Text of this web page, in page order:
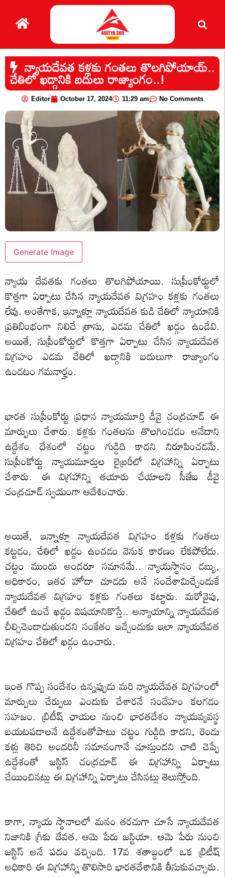
న్యాయదేవత కళ్లకు గంతలు తొలగిపోయాయ్..
చేతిలో ఖడ్గానికి బదులు రాజ్యాంగం..!
Editor October 17, 2024 11:29 am No Comments
Generate Image
న్యాయ దేవతకు గంతలు తొలగిపోయాయి. సుప్రీంకోర్టులో
కొత్తగా ఏర్పాటు చేసిన న్యాయదేవత విగ్రహం కళ్లకు గంతలు
లేవు. అంతేగాక, ఇన్నాళ్లూ న్యాయదేవత కుడి చేతిలో న్యాయానికి
ప్రతిబింభంగా నిలిచే త్రాసు, ఎడమ చేతిలో ఖడ్గం ఉండేవి.
అయితే, సుప్రీంకోర్టులో కొత్తగా ఏర్పాటు చేసిన న్యాయదేవత
విగ్రహం ఎడమ చేతిలో ఖడ్గానికి బదులుగా రాజ్యాంగం
ఉండటం గమనార్హం.
భారత సుప్రీంకోర్టు ప్రధాన న్యాయమూర్తి డీవై చంద్రచూడ్ ఈ
మార్పులు చేశారు. కళ్లకు గంతలను తొలగించడం అనేదాని
ఉద్దేశం దేశంలో చట్టం గుడ్డిది కాదని నిరూపించడమే.
సుప్రీంకోర్టు న్యాయమూర్తుల లైబ్రరీలో విగ్రహాన్ని ఏర్పాటు
చేశారు. ఈ విగ్రహాన్ని తయారు చేయాలని సీజేఐ డీవై
చంద్రచూడ్ స్వయంగా ఆదేశించారు.
అయితే, ఇన్నాళ్లూ న్యాయదేవత విగ్రహం కళ్లకు గంతలు
కట్టడం, చేతిలో ఖడ్గం ఉంచడం వెనుక కారణం లేకపోలేదు.
చట్టం ముందు అందరూ సమానమే.. న్యాయస్థానం డబ్బు,
అధికారం, ఇతర హోదా చూడదు అనే సందేశామిచ్చేందుకే
న్యాయదేవత విగ్రహం కళ్లకు గంతలు కట్టారు. మరోవైపు,
చేతిలో ఉంచే ఖడ్గం విషయానికొస్తే.. అన్యాయాన్ని న్యాయదేవత
చీల్చిచెండాడుతుందని సంకేతం ఇచ్చేందుకు ఇలా న్యాయదేవత
విగ్రహం చేతిలో ఖడ్గం ఉంచారు.
ఇంత గొప్ప సందేశం ఉన్నప్పుడు మరి న్యాయదేవత విగ్రహంలో
మార్పులు చేర్పులు ఎందుకు చేశారనే సందేహం కలగడం
సహజం. బ్రిటీష్ ఛాయల నుంచి భారతదేశం న్యాయవ్యవస్థ
బయటపడాలనే ఉద్దేశంతోపాటు చట్టం గుడ్డిది కాదని, రెండు
కళ్లు తెరిచి అందరినీ సమానంగానే చూస్తుందని చాటి చెప్పే
ఉద్దేశంతో జస్టిస్ చంద్రచూడ్ ఈ విగ్రహాన్ని ఏర్పాటు
చేయించినట్లు ఈ విగ్రహాన్ని ఏర్పాటు చేసినట్లు తెలుస్తోంది.
కాగా, న్యాయ స్థానాలలో మనం తరచుగా చూసే న్యాయదేవత
నిజానికి గ్రీకు దేవత. ఆమె పేరు జస్టియా. ఆమె పేరు నుంచి
జస్టిస్ అనే పదం వచ్చింది. 17వ శతాబ్ధంలో ఒక బ్రిటీష్
అధికారి ఈ విగ్రహాన్ని తొలిసారి భారతదేశానికి తీసుకువచ్చారు.